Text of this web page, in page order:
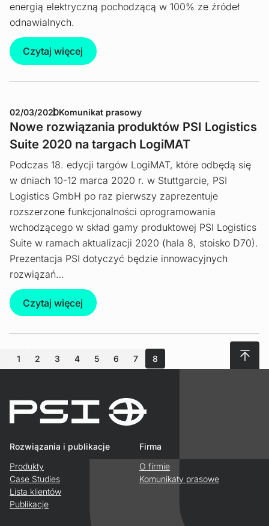
energią elektryczną pochodzącą w 100% ze źródeł
odnawialnych.
Czytaj więcej
02/03/2020Komunikat prasowy
Nowe rozwiązania produktów PSI Logistics
Suite 2020 na targach LogiMAT
Podczas 18. edycji targów LogiMAT, które odbędą się
w dniach 10-12 marca 2020 r. w Stuttgarcie, PSI
Logistics GmbH po raz pierwszy zaprezentuje
rozszerzone funkcjonalności oprogramowania
wchodzącego w skład gamy produktowej PSI Logistics
Suite w ramach aktualizacji 2020 (hala 8, stoisko D70).
Prezentacja PSI dotyczyć będzie innowacyjnych
rozwiązań…
Czytaj więcej
1 2 3 4 5 6 7 8
Rozwiązania i publikacje
Produkty
Case Studies
Lista klientów
Publikacje
Firma
O firmie
Komunikaty prasowe
Do